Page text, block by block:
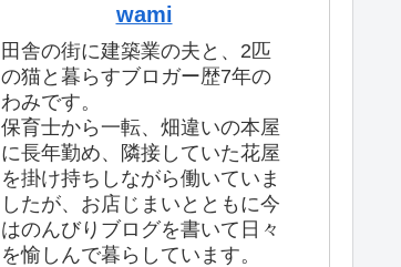
wami
田舎の街に建築業の夫と、2匹
の猫と暮らすブロガー歴7年の
わみです。
保育士から一転、畑違いの本屋
に長年勤め、隣接していた花屋
を掛け持ちしながら働いていま
したが、お店じまいとともに今
はのんびりブログを書いて日々
を愉しんで暮らしています。